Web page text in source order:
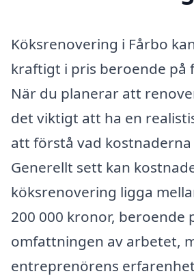
Köksrenovering i Fårbo
kraftigt i pris beroende på
När du planerar att
det viktigt att ha en
att förstå vad
Generellt sett kan
köksrenovering ligga
200 000 kronor, beroende
omfattningen av arbetet,
entreprenörens